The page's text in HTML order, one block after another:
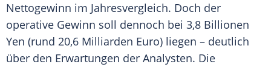
Nettogewinn im Jahresvergleich. Doch der
operative Gewinn soll dennoch bei 3,8 Billionen
Yen (rund 20,6 Milliarden Euro) liegen – deutlich
über den Erwartungen der Analysten. Die